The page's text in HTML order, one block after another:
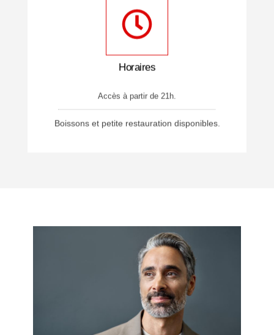
Horaires
Accès à partir de 21h.
Boissons et petite restauration disponibles.